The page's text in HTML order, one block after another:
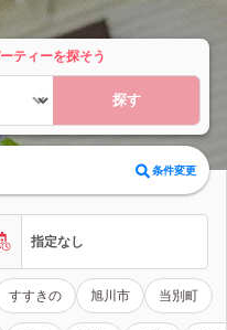
ティーを探そう
探す
条件変更
指定なし
すすきの 旭川市 当別町